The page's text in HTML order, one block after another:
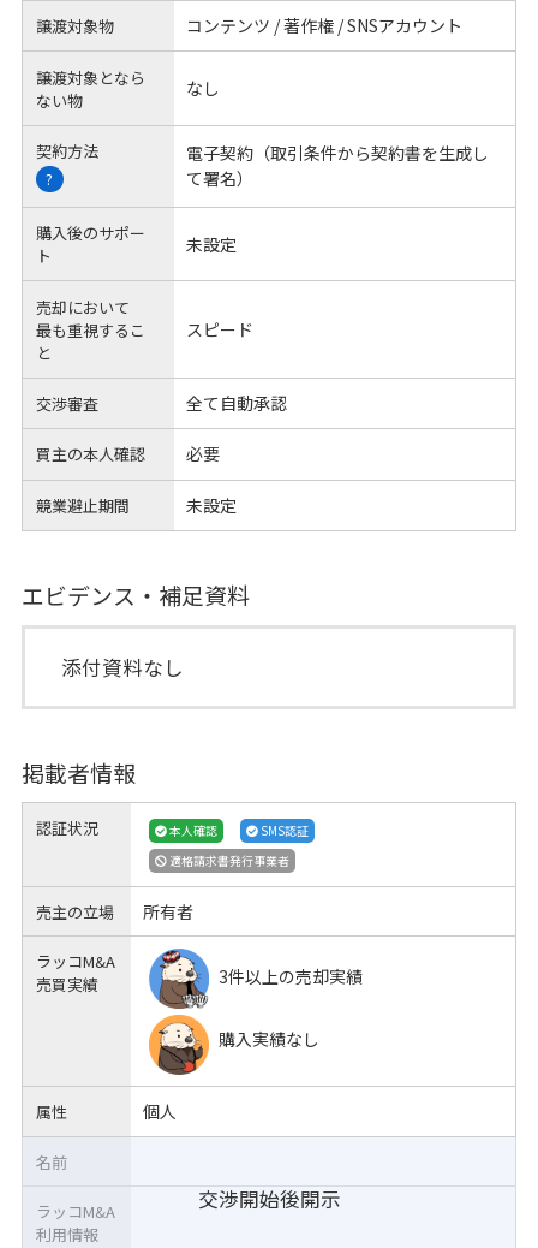
譲渡対象物 コンテンツ / 著作権 / SNSアカウント
譲渡対象となら
ない物
なし
契約方法
?
電子契約（取引条件から契約書を生成し
て署名）
購入後のサポー
ト
未設定
売却において
最も重視するこ
と
スピード
交渉審査 全て自動承認
買主の本人確認 必要
競業避止期間 未設定
エビデンス・補足資料
添付資料なし
掲載者情報
認証状況 本人確認
SMS認証
適格請求書発行事業者
売主の立場 所有者
ラッコM&A
売買実績
3件以上の売却実績
購入実績なし
属性 個人
交渉開始後開示
名前
ラッコM&A
利用情報